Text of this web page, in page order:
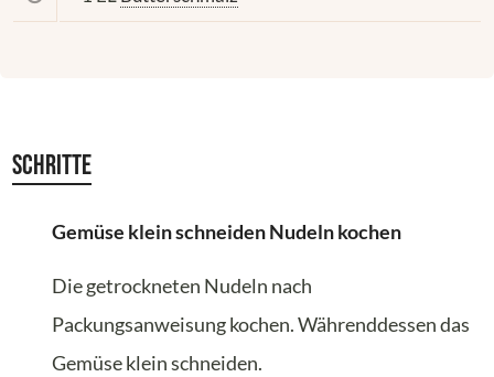
Schritte
Gemüse klein schneiden Nudeln kochen
Die getrockneten Nudeln nach
Packungsanweisung kochen. Währenddessen das
Gemüse klein schneiden.